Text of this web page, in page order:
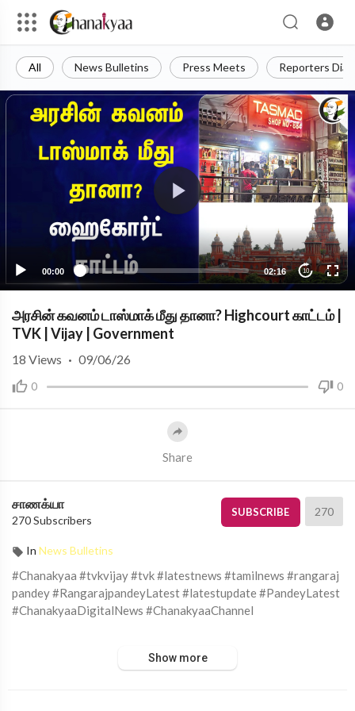
All News Bulletins Press Meets Reporters
00:00 02:16 10
அரசின் கவனம் டாஸ்மாக் மீது தானா? Highcourt காட்டம் |
TVK | Vijay | Government
0 0
18 Views · 09/06/26
Share
சாணக்யா
270 Subscribers
SUBSCRIBE 270
In News Bulletins
#Chanakyaa #tvkvijay #tvk #latestnews #tamilnews #rangaraj
pandey #RangarajpandeyLatest #latestupdate #PandeyLatest
#ChanakyaaDigitalNews #ChanakyaaChannel
Show more